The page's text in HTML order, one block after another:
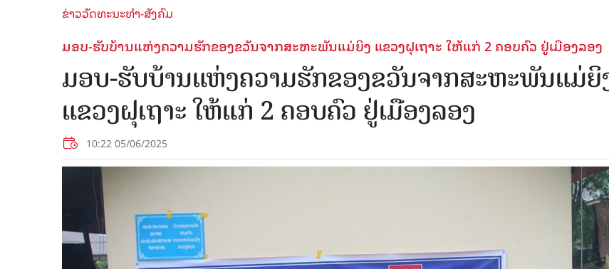
ຂ່າວວັດທະນະທຳ-ສັງຄົມ
ມອບ-ຮັບບ້ານແຫ່ງຄວາມຮັກຂອງຂວັນຈາກສະຫະພັນແມ່ຍິງ ແຂວງຝຸເຖາະ ໃຫ້ແກ່ 2 ຄອບຄົວ ຢູ່ເມືອງລອງ
ມອບ-ຮັບບ້ານແຫ່ງຄວາມຮັກຂອງຂວັນຈາກສະຫະພັນແມ່ຍິ
ແຂວງຝຸເຖາະ ໃຫ້ແກ່ 2 ຄອບຄົວ ຢູ່ເມືອງລອງ
10:22 05/06/2025